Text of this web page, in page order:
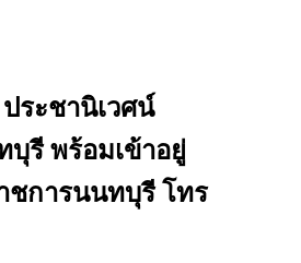
ระชานิเวศน์
บุรี พร้อมเข้าอยู่
ชการนนทบุรี โทร